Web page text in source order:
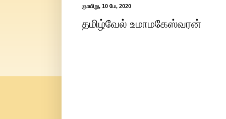
ஞாயிறு, 10 மே, 2020
தமிழ்வேல் உமாமகேஸ்வரன்